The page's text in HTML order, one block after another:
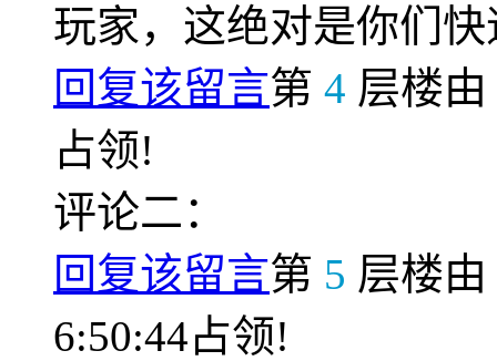
玩家，这绝对是你们
回复该留言第 4 层楼由
占领!
评论二：
回复该留言第 5 层楼由
6:50:44占领!